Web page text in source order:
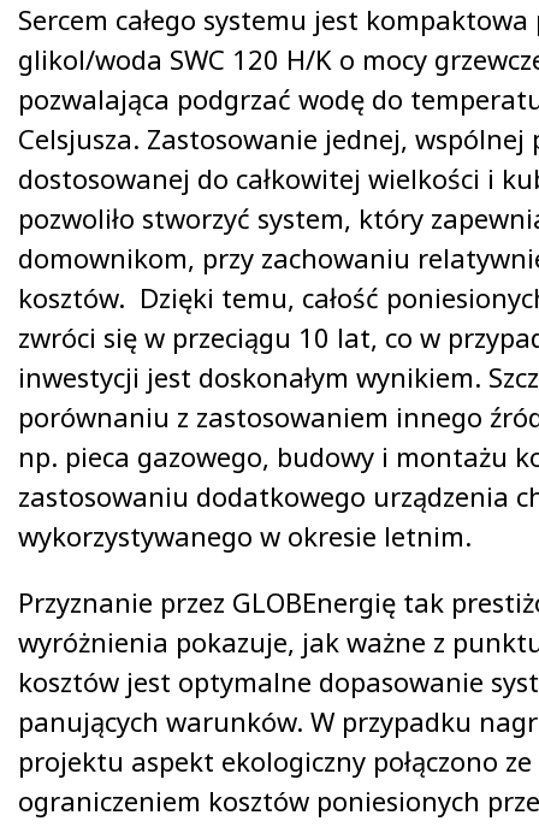
Sercem całego systemu jest kompaktowa
glikol/woda SWC 120 H/K o mocy
pozwalająca podgrzać wodę do
Celsjusza. Zastosowanie jednej, wspólnej
dostosowanej do całkowitej wielkości i
pozwoliło stworzyć system, który
domownikom, przy zachowaniu
kosztów. Dzięki temu, całość
zwróci się w przeciągu 10 lat, co w
inwestycji jest doskonałym wynikiem.
porównaniu z zastosowaniem innego
np. pieca gazowego, budowy i montażu
zastosowaniu dodatkowego urządzenia
wykorzystywanego w okresie letnim.
Przyznanie przez GLOBEnergię tak
wyróżnienia pokazuje, jak ważne z
kosztów jest optymalne dopasowanie
panujących warunków. W przypadku
projektu aspekt ekologiczny połączono
ograniczeniem kosztów poniesionych